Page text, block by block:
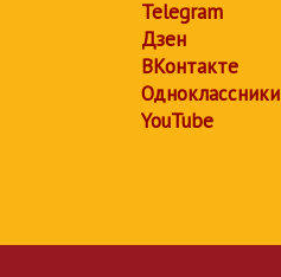
Telegram
Дзен
ВКонтакте
Одноклассники
YouTube